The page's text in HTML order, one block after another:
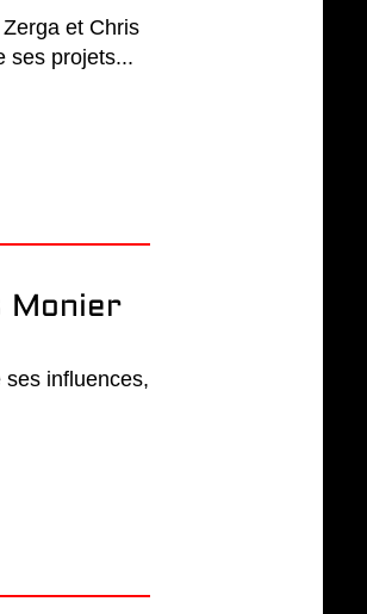
et Chris
ses projets...
Monier
ses influences,